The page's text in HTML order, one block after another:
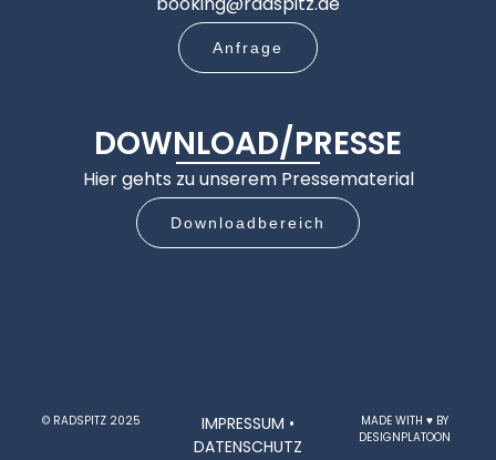
Anfrage
DOWNLOAD/PRESSE
Hier gehts zu unserem Pressematerial
Downloadbereich
© RADSPITZ 2025 IMPRESSUM •
DATENSCHUTZ
MADE WITH ♥ BY
DESIGNPLATOON